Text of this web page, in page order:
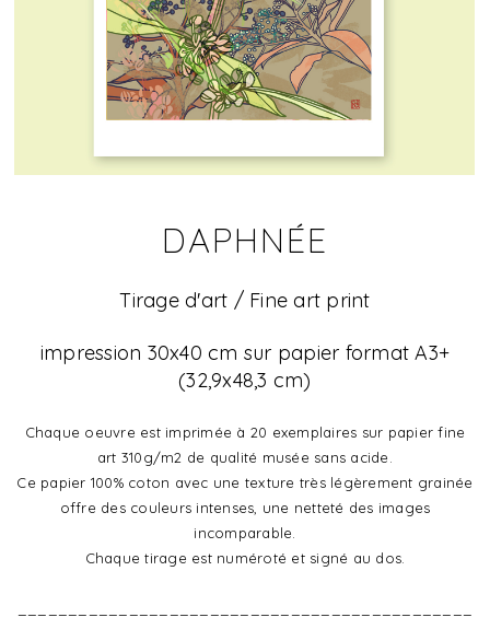
DAPHNÉE
Tirage d'art / Fine art print
impression 30x40 cm sur papier format A3+
(32,9x48,3 cm)
Chaque oeuvre est imprimée à 20 exemplaires sur papier fine
art 310g/m2 de qualité musée sans acide.
Ce papier 100% coton avec une texture très légèrement grainée
offre des couleurs intenses, une netteté des images
incomparable.
Chaque tirage est numéroté et signé au dos.